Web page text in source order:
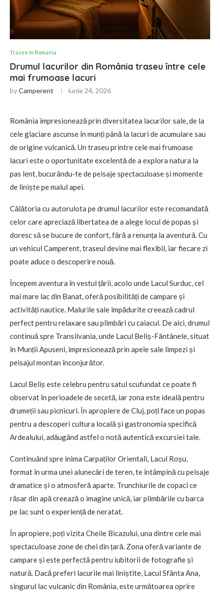
Trasee în Romania
Drumul lacurilor din România traseu între cele
mai frumoase lacuri
byCamperent iunie 24, 2026
România impresionează prin diversitatea lacurilor sale, de la
cele glaciare ascunse în munți până la lacuri de acumulare sau
de origine vulcanică. Un traseu printre cele mai frumoase
lacuri este o oportunitate excelentă de a explora natura la
pas lent, bucurându-te de peisaje spectaculoase și momente
de liniște pe malul apei.
Călătoria cu autorulota pe drumul lacurilor este recomandată
celor care apreciază libertatea de a alege locul de popas și
doresc să se bucure de confort, fără a renunța la aventură. Cu
un vehicul Camperent, traseul devine mai flexibil, iar fiecare zi
poate aduce o descoperire nouă.
Începem aventura în vestul țării, acolo unde Lacul Surduc, cel
mai mare lac din Banat, oferă posibilități de campare și
activități nautice. Malurile sale împădurite creează cadrul
perfect pentru relaxare sau plimbări cu caiacul. De aici, drumul
continuă spre Transilvania, unde Lacul Beliș-Fântânele, situat
în Munții Apuseni, impresionează prin apele sale limpezi și
peisajul montan înconjurător.
Lacul Beliș este celebru pentru satul scufundat ce poate fi
observat în perioadele de secetă, iar zona este ideală pentru
drumeții sau picnicuri. În apropiere de Cluj, poți face un popas
pentru a descoperi cultura locală și gastronomia specifică
Ardealului, adăugând astfel o notă autentică excursiei tale.
Continuând spre inima Carpaților Orientali, Lacul Roșu,
format în urma unei alunecări de teren, te întâmpină cu peisaje
dramatice și o atmosferă aparte. Trunchiurile de copaci ce
răsar din apă creează o imagine unică, iar plimbările cu barca
pe lac sunt o experiență de neratat.
În apropiere, poți vizita Cheile Bicazului, una dintre cele mai
spectaculoase zone de chei din țară. Zona oferă variante de
campare și este perfectă pentru iubitorii de fotografie și
natură. Dacă preferi lacurile mai liniștite, Lacul Sfânta Ana,
singurul lac vulcanic din România, este următoarea oprire